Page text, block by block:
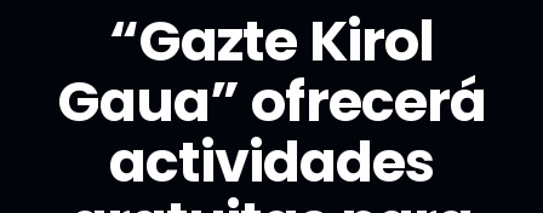
“Gazte Kirol
Gaua” ofrecerá
actividades